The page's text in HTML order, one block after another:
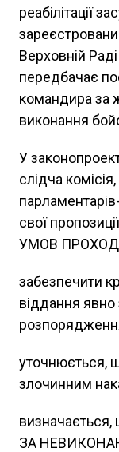
реабілітації
Верховній
передбачає
командира за
виконання
У
слідча
свої
УМОВ
забезпечити
віддання явно
уточнюється,
злочинним
ЗА